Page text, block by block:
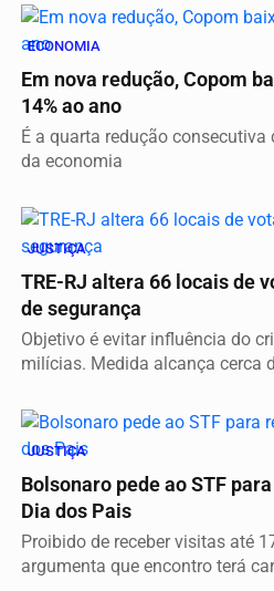
ECONOMIA
Em nova redução, Copom
14% ao ano
É a quarta redução
da economia
JUSTIÇA
TRE-RJ altera 66 locais de
de segurança
Objetivo é evitar influência do
milícias. Medida alcança cerca
JUSTIÇA
Bolsonaro pede ao STF
Dia dos Pais
Proibido de receber visitas até
argumenta que encontro terá